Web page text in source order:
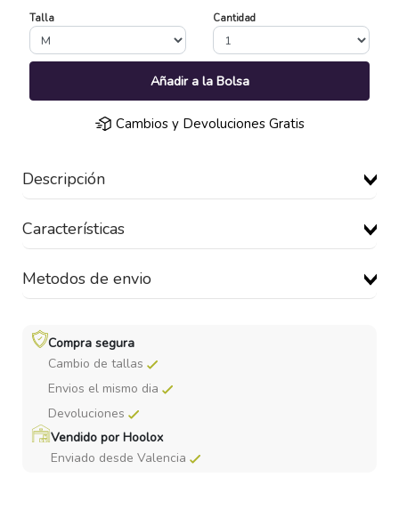
Talla Cantidad
Añadir a la Bolsa
Cambios y Devoluciones Gratis
Descripción
Características
Metodos de envio
Compra segura
Cambio de tallas
Envios el mismo dia
Devoluciones
Vendido por Hoolox
Enviado desde Valencia